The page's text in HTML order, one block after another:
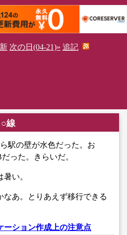
次の日(04-21)» 追記
○線
駅の壁が水色だった。お
った。きらいだ。
い。
なあ。とりあえず移行できる
ーション作成上の注意点